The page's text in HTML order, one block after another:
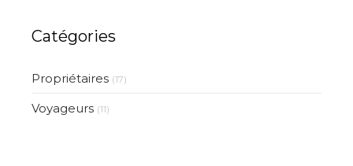
Catégories
Propriétaires (17)
Voyageurs (11)